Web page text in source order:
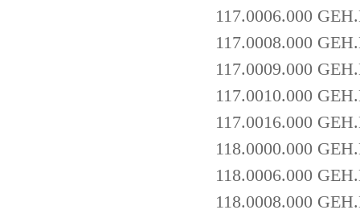
117.0006.000
117.0008.000
117.0009.000
117.0010.000
117.0016.000
118.0000.000
118.0006.000
118.0008.000